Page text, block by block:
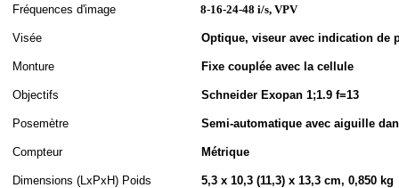
Fréquences d'image 8-16-24-48 i/s, VPV
Visée Optique, viseur avec indication de
Monture Fixe couplée avec la cellule
Objectifs Schneider Exopan 1;1.9 f=13
Posemètre Semi-automatique avec aiguille
Compteur Métrique
Dimensions (LxPxH) Poids 5,3 x 10,3 (11,3) x 13,3 cm, 0,850 kg